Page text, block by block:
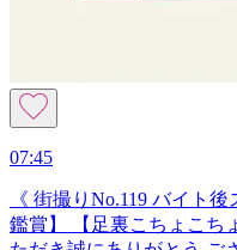
07:45
《 街撮りNo.119 バイト
鑑賞】 【足裏こちょこち